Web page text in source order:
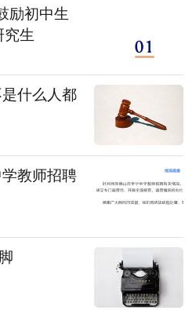
励初中生
生
什么人都
教师招聘